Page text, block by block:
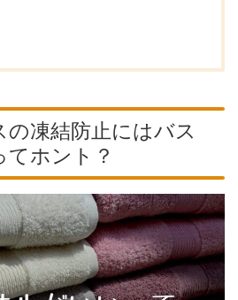
凍結防止にはバス
てホント？